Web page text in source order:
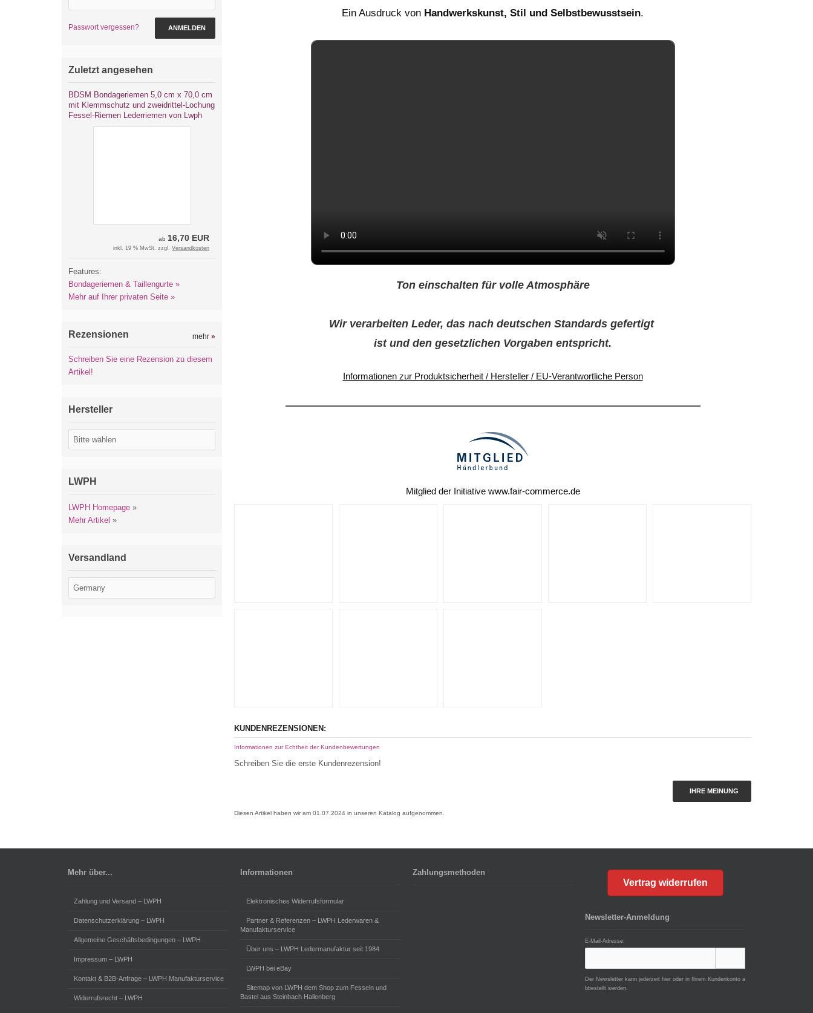
Ein Ausdruck von Handwerkskunst, Stil und Selbstbewusstsein.
Ton einschalten für volle Atmosphäre
Wir verarbeiten Leder, das nach deutschen Standards gefertigt
ist und den gesetzlichen Vorgaben entspricht.
Informationen zur Produktsicherheit / Hersteller / EU-Verantwortliche Person
Mitglied der Initiative www.fair-commerce.de
KUNDENREZENSIONEN:
Informationen zur Echtheit der Kundenbewertungen
Schreiben Sie die erste Kundenrezension!
IHRE MEINUNG
Diesen Artikel haben wir am 01.07.2024 in unseren Katalog aufgenommen.
Passwort vergessen? ANMELDEN
Zuletzt angesehen
BDSM Bondageriemen 5,0 cm x 70,0 cm
mit Klemmschutz und zweidrittel-Lochung
Fessel-Riemen Lederriemen von Lwph
ab 16,70 EUR
inkl. 19 % MwSt. zzgl. Versandkosten
Features:
Bondageriemen & Taillengurte »
Mehr auf Ihrer privaten Seite »
Rezensionen mehr »
Schreiben Sie eine Rezension zu diesem
Artikel!
Hersteller
LWPH
LWPH Homepage »
Mehr Artikel »
Versandland
Mehr über...
Zahlung und Versand – LWPH
Datenschutzerklärung – LWPH
Allgemeine Geschäftsbedingungen – LWPH
Impressum – LWPH
Kontakt & B2B-Anfrage – LWPH Manufakturservice
Widerrufsrecht – LWPH
Informationen
Elektronisches Widerrufsformular
Partner & Referenzen – LWPH Lederwaren &
Manufakturservice
Über uns – LWPH Ledermanufaktur seit 1984
LWPH bei eBay
Sitemap von LWPH dem Shop zum Fesseln und
Bastel aus Steinbach Hallenberg
Zahlungsmethoden
Vertrag widerrufen
Newsletter-Anmeldung
E-Mail-Adresse:
Der Newsletter kann jederzeit hier oder in Ihrem Kundenkonto a
bbestellt werden.